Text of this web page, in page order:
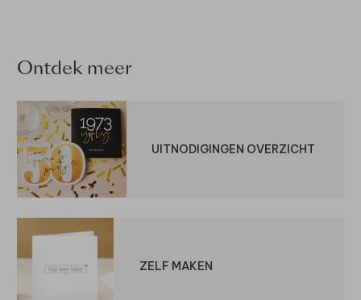
Ontdek meer
UITNODIGINGEN OVERZICHT
ZELF MAKEN